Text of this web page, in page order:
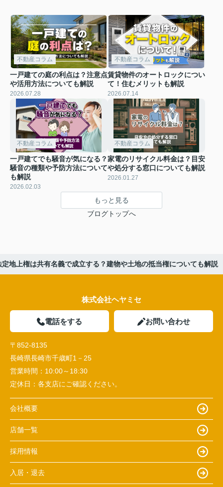
不動産コラム
一戸建ての庭の利点は？注意点
や活用方法についても解説
2026.07.28
不動産コラム
賃貸物件のオートロックについ
て！住むメリットも解説
2026.07.14
不動産コラム
一戸建てでも騒音が気になる？
騒音の種類や予防方法について
も解説
2026.02.03
不動産コラム
家電のリサイクル料金は？目安
や処分する窓口についても解説
2026.01.27
もっと見る
ブログトップへ
定地上権は共有名義で成立する？建物や土地の抵当権についても解説
株式会社ヘヤミセ
電話をする お問い合わせ
〒852-8135
長崎県長崎市千歳町1－25
営業時間： 10:00～18:30
定休日： 各支店にご確認ください。
会社概要
店舗一覧
採用情報
入居・退去